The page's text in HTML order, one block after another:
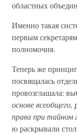
областных
Именно такая
первым
полномочия.
Теперь же
посвящалась
провозглашала:
основе всеобщего,
права при тайном
ю раскрывали